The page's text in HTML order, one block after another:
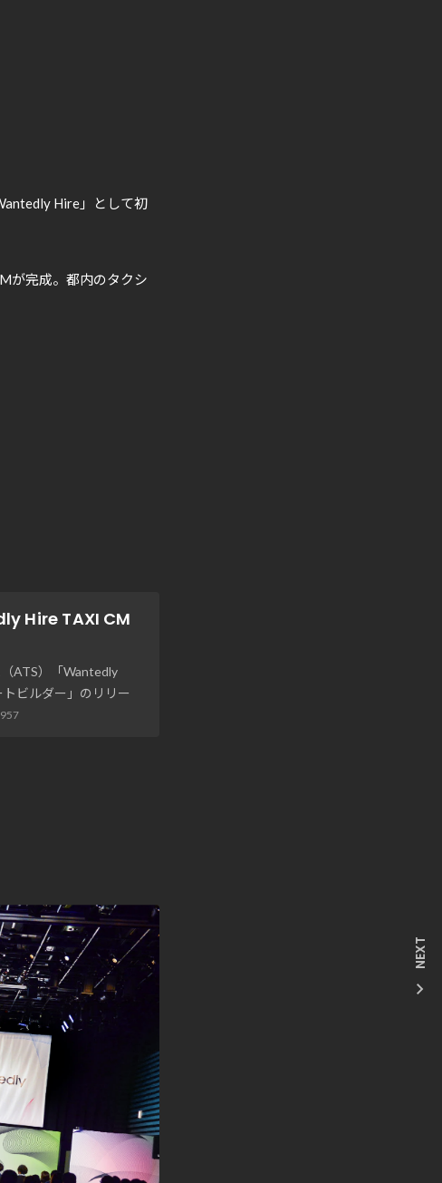
NEXT
Hire」として初
が完成。都内のタクシ
Hire TAXI CM
ATS）「Wantedly
ビルダー」のリリー